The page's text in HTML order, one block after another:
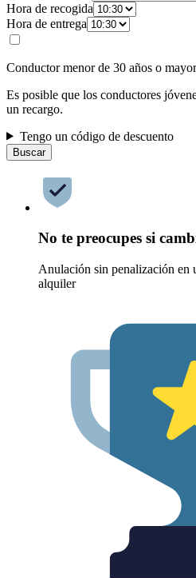
Hora de recogida
Hora de entrega
Conductor menor de 30 años o
Es posible que los conductores
un recargo.
Tengo un código de descuento
Buscar
No te preocupes si
Anulación sin penalización en
alquiler